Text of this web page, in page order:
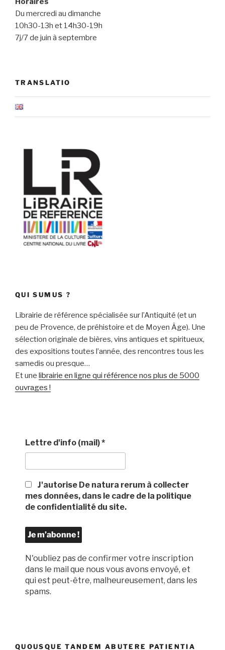
Du mercredi au dimanche
10h30-13h et 14h30-19h
7j/7 de juin à septembre
TRANSLATIO
QUI SUMUS ?
Librairie de référence spécialisée sur l’Antiquité (et un
peu de Provence, de préhistoire et de Moyen Âge). Une
sélection originale de bières, vins antiques et spiritueux,
des expositions toutes l’année, des rencontres tous les
samedis ou presque…
Et une librairie en ligne qui référence nos plus de 5000
ouvrages !
Lettre d'info (mail)*
J'autorise De natura rerum à collecter
mes données, dans le cadre de la politique
de confidentialité du site.
N'oubliez pas de confirmer votre inscription
dans le mail que nous vous avons envoyé, et
qui est peut-être, malheureusement, dans les
spams.
QUOUSQUE TANDEM ABUTERE PATIENTIA